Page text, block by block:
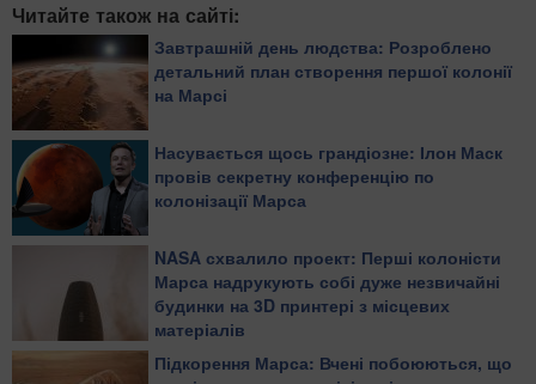
Читайте також на сайті:
Завтрашній день людства: Розроблено
детальний план створення першої колонії
на Марсі
Насувається щось грандіозне: Ілон Маск
провів секретну конференцію по
колонізації Марса
NASA схвалило проект: Перші колоністи
Марса надрукують собі дуже незвичайні
будинки на 3D принтері з місцевих
матеріалів
​Підкорення Марса: Вчені побоюються, що